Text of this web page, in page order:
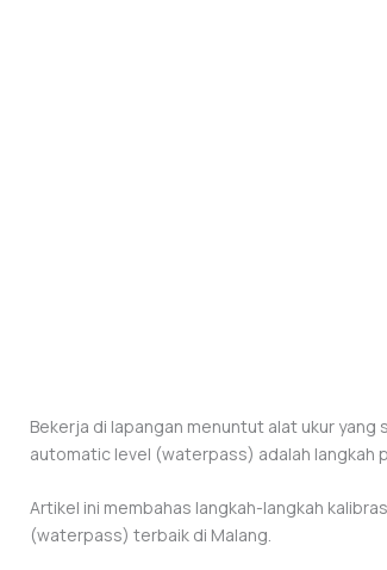
Bekerja di lapangan menuntut alat ukur
automatic level (waterpass) adalah langkah
Artikel ini membahas langkah-langkah
(waterpass) terbaik di Malang.